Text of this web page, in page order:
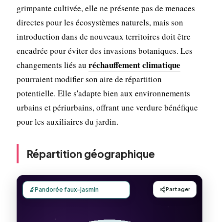
grimpante cultivée, elle ne présente pas de menaces
directes pour les écosystèmes naturels, mais son
introduction dans de nouveaux territoires doit être
encadrée pour éviter des invasions botaniques. Les
changements liés au réchauffement climatique
pourraient modifier son aire de répartition
potentielle. Elle s'adapte bien aux environnements
urbains et périurbains, offrant une verdure bénéfique
pour les auxiliaires du jardin.
Répartition géographique